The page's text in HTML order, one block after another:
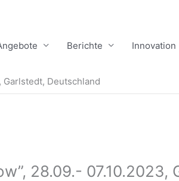
Berichte Innovation
Garlstedt, Deutschland
28.09.- 07.10.2023,